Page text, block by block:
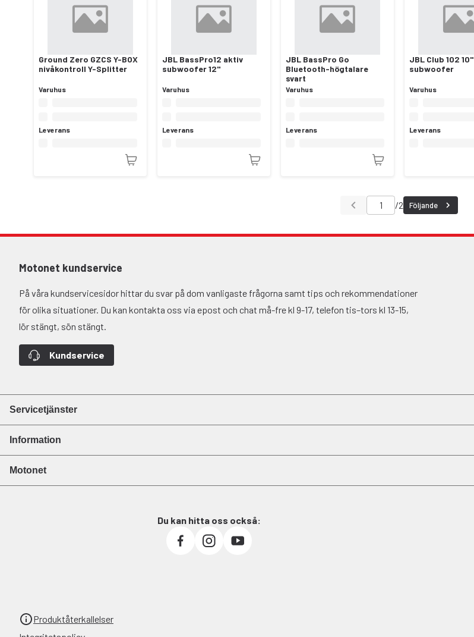
Ground Zero GZCS Y-BOX
nivåkontroll Y-Splitter
Varuhus
Leverans
JBL BassPro12 aktiv
subwoofer 12"
Varuhus
Leverans
JBL BassPro Go
Bluetooth-högtalare
svart
Varuhus
Leverans
JBL Club 102 10"
subwoofer
Varuhus
Leverans
/2 Följande
Motonet kundservice
På våra kundservicesidor hittar du svar på dom vanligaste frågorna samt tips och rekommendationer
för olika situationer. Du kan kontakta oss via epost och chat må-fre kl 9-17, telefon tis–tors kl 13-15,
lör stängt, sön stängt.
Kundservice
Servicetjänster
Information
Motonet
Du kan hitta oss också:
Produktåterkallelser